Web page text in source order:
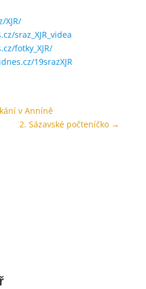
sraz_XJR_videa
fotky_XJR/
19srazXJR
v Anníně
2. Sázavské počteníčko →